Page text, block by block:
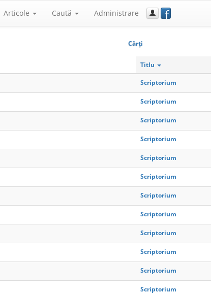
Articole Caută Administrare f
Cărţi
Titlu
Scriptorium
Scriptorium
Scriptorium
Scriptorium
Scriptorium
Scriptorium
Scriptorium
Scriptorium
Scriptorium
Scriptorium
Scriptorium
Scriptorium